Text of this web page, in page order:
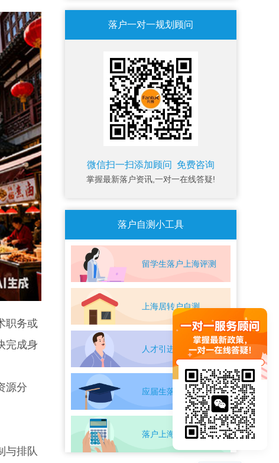
职务或
完成身
源分
与排队
落户一对一规划顾问
微信扫一扫添加顾问 免费咨询
掌握最新落户资讯,一对一在线答疑!
落户自测小工具
留学生落户上海评测
上海居转户自测
人才引进落户评测
应届生落户上海自测
落户上海条件自测